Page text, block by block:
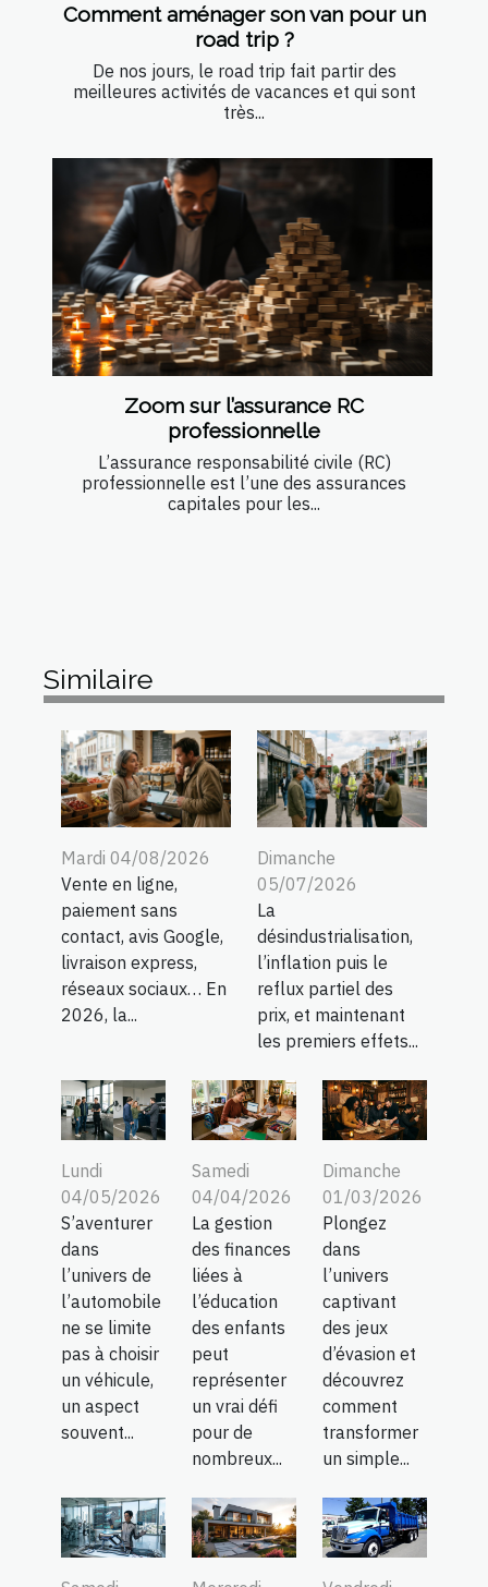
Comment aménager son van pour un
road trip ?
De nos jours, le road trip fait partir des
meilleures activités de vacances et qui sont
très...
Zoom sur l’assurance RC
professionnelle
L’assurance responsabilité civile (RC)
professionnelle est l’une des assurances
capitales pour les...
Similaire
Mardi 04/08/2026
Vente en ligne,
paiement sans
contact, avis Google,
livraison express,
réseaux sociaux… En
2026, la...
Dimanche
05/07/2026
La
désindustrialisation,
l’inflation puis le
reflux partiel des
prix, et maintenant
les premiers effets...
Lundi
04/05/2026
S’aventurer
dans
l’univers de
l’automobile
ne se limite
pas à choisir
un véhicule,
un aspect
souvent...
Samedi
04/04/2026
La gestion
des finances
liées à
l’éducation
des enfants
peut
représenter
un vrai défi
pour de
nombreux...
Dimanche
01/03/2026
Plongez
dans
l’univers
captivant
des jeux
d’évasion et
découvrez
comment
transformer
un simple...